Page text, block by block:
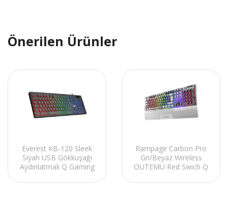
Önerilen Ürünler
Everest KB-120 Sleek
Siyah USB Gökkuşağı
Aydınlatmalı Q Gaming
Rampage Carbon Pro
Gri/Beyaz Wireless
OUTEMU Red Swich Q
Bilek Destekli RGB